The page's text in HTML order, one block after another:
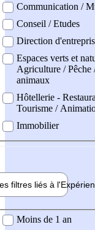
Communication /
Conseil / Etudes
Direction
Espaces verts et
Agriculture / Pêche
animaux
Hôtellerie -
Tourisme /
Immobilier
filtres liés à l'
demandée
Moins de 1 an